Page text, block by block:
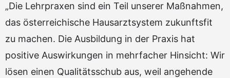
„Die Lehrpraxen sind ein Teil unserer Maßnahmen,
das österreichische Hausarztsystem zukunftsfit
zu machen. Die Ausbildung in der Praxis hat
positive Auswirkungen in mehrfacher Hinsicht: Wir
lösen einen Qualitätsschub aus, weil angehende